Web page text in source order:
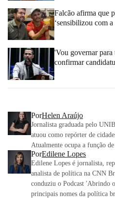
Falcão afirma que
‘sensibilizou com
'Vou governar
confirmar
PorHelen Araújo
Jornalista graduada pelo
atuou como repórter de
Atualmente ocupa a função
PorEdilene Lopes
Edilene Lopes é jornalista,
analista de política na CNN
conduziu o Podcast 'Abrindo
principais nomes da política